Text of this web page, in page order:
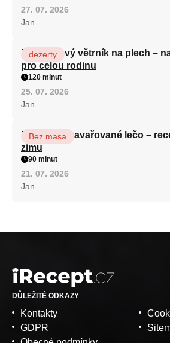
27. 07. 2026
Jan
Karamelový větrník na plech –
pro celou rodinu
dezerty
120 minut
25. 07. 2026
Jan
Babiččino zavařované lečo –
zimu
Bez masa
90 minut
21. 07. 2026
Jan
DŮLEŽITÉ ODKAZY
Kontakty
GDPR